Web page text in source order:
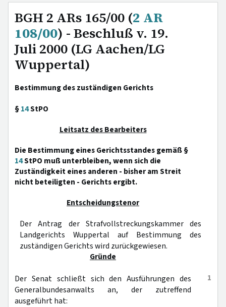
BGH 2 ARs 165/00 (2 AR
108/00) - Beschluß v. 19.
Juli 2000 (LG Aachen/LG
Wuppertal)
Bestimmung des zuständigen Gerichts
§14StPO
Leitsatz des Bearbeiters
Die Bestimmung eines Gerichtsstandes gemäß §
14StPO muß unterbleiben, wenn sich die
Zuständigkeit eines anderen - bisher am Streit
nicht beteiligten - Gerichts ergibt.
Entscheidungstenor
Der Antrag der Strafvollstreckungskammer des
Landgerichts Wuppertal auf Bestimmung des
zuständigen Gerichts wird zurückgewiesen.
Gründe
1
Der Senat schließt sich den Ausführungen des
Generalbundesanwalts an, der zutreffend
ausgeführt hat: